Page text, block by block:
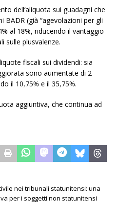
dell’aliquota sui guadagni che
BADR (già “agevolazioni per gli
al 18%, riducendo il vantaggio
sulle plusvalenze.
fiscali sui dividendi: sia
sono aumentate di 2
il 10,75% e il 35,75%.
aggiuntiva, che continua ad
nei tribunali statunitensi: una
per i soggetti non statunitensi